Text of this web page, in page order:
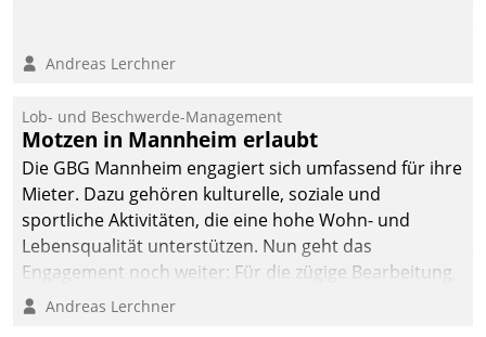
Andreas Lerchner
Lob- und Beschwerde-Management
Motzen in Mannheim erlaubt
Die GBG Mannheim engagiert sich umfassend für ihre
Mieter. Dazu gehören kulturelle, soziale und
sportliche Aktivitäten, die eine hohe Wohn- und
Lebensqualität unterstützen. Nun geht das
Engagement noch weiter: Für die zügige Bearbeitung
von Beschwerden – oder Lob – richtet das
Andreas Lerchner